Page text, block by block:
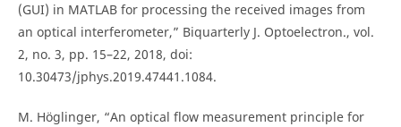
(GUI) in MATLAB for processing the received images from
an optical interferometer,” Biquarterly J. Optoelectron., vol.
2, no. 3, pp. 15–22, 2018, doi:
10.30473/jphys.2019.47441.1084.
M. Höglinger, “An optical flow measurement principle for